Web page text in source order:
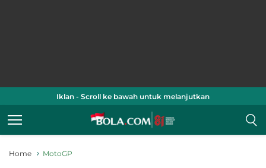
Iklan - Scroll ke bawah untuk melanjutkan
Home MotoGP